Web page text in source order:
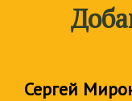
Сергей